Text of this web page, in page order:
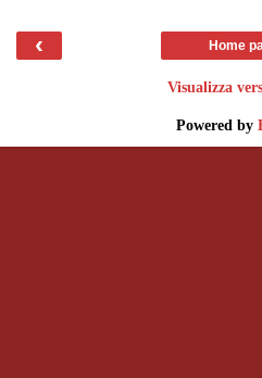
‹ Home
Visualizza
Powered by